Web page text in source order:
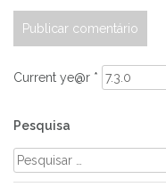
Current ye@r *
Pesquisa
Pesquisar
por: